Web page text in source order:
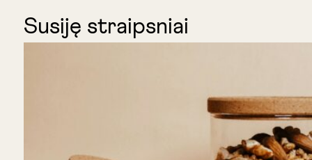
Susiję straipsniai